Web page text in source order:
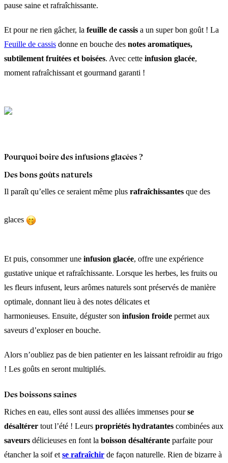
pause saine et rafraîchissante.
Et pour ne rien gâcher, la feuille de cassis a un super bon goût ! La
Feuille de cassis donne en bouche des notes aromatiques,
subtilement fruitées et boisées. Avec cette infusion glacée,
moment rafraîchissant et gourmand garanti !
Pourquoi boire des infusions glacées ?
Des bons goûts naturels
Il paraît qu’elles ce seraient même plus rafraîchissantes que des
glaces
Et puis, consommer une infusion glacée, offre une expérience
gustative unique et rafraîchissante. Lorsque les herbes, les fruits ou
les fleurs infusent, leurs arômes naturels sont préservés de manière
optimale, donnant lieu à des notes délicates et
harmonieuses. Ensuite, déguster son infusion froide permet aux
saveurs d’exploser en bouche.
Alors n’oubliez pas de bien patienter en les laissant refroidir au frigo
! Les goûts en seront multipliés.
Des boissons saines
Riches en eau, elles sont aussi des alliées immenses pourse
désaltérer tout l’été ! Leurs propriétés hydratantes combinées aux
saveurs délicieuses en font la boisson désaltérante parfaite pour
étancher la soif et se rafraîchir de façon naturelle. Rien de bizarre à